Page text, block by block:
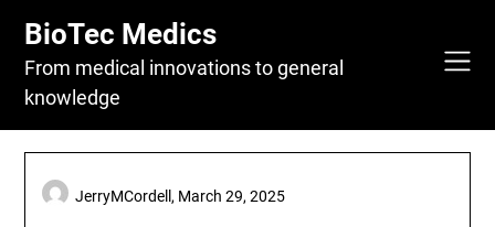
content
BioTec Medics
From medical innovations to general
knowledge
JerryMCordell, March 29, 2025